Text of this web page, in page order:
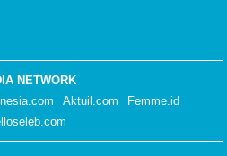
NETWORK
Aktuil.com
Femme.id